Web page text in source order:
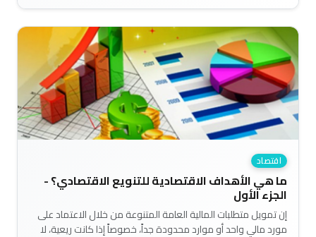
اقتصاد
ما هي الأهداف الاقتصادية للتنويع الاقتصادي؟ -
الجزء الأول
إن تمويل متطلبات المالية العامة المتنوعة من خلال الاعتماد على
مورد مالي واحد أو موارد محدودة جداً، خصوصاً إذا كانت ريعية، لا